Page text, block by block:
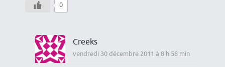
0
Creeks
vendredi 30 décembre 2011 à 8 h 58 min